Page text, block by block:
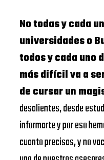
No todas y cada
universidades o
todos y cada uno
más difícil va a
de cursar un
desalientes, desde
informarte y por eso
cuanto precisas, y no